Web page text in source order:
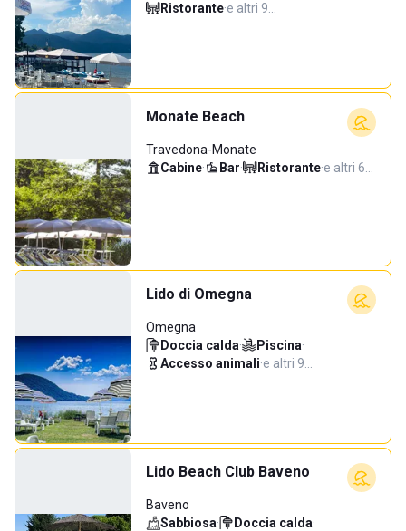
Ristorante·e altri 9…
Monate Beach
Travedona-Monate
Cabine· Bar· Ristorante·e altri 6…
Lido di Omegna
Omegna
Doccia calda· Piscina·
Accesso animali·e altri 9…
Lido Beach Club Baveno
Baveno
Sabbiosa· Doccia calda·